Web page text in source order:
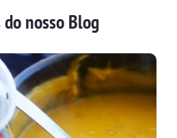
nosso Blog